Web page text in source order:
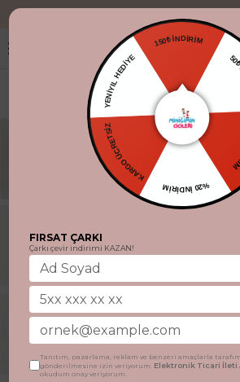
150₺ İNDİRİM
%20 İNDİRİM
KARGO ÜCRETSİZ
YENİYIL HEDİYE
FIRSAT ÇARKI
Çarkı çevir indirimi KAZAN!
Tanıtım, pazarlama, reklam ve benzeri amaçlarla
gönderilmesine izin veriyorum. Elektronik Ticari İleti
okudum onay veriyorum.